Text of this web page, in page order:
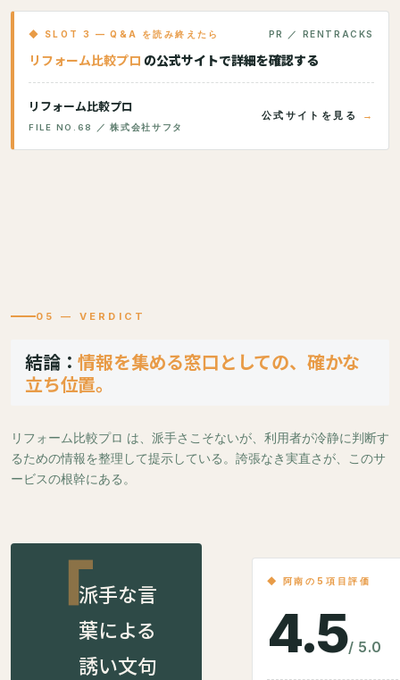
◆ SLOT 3 — Q&A を読み終えたら PR ／ RENTRACKS
リフォーム比較プロ の公式サイトで詳細を確認する
リフォーム比較プロ
FILE NO.68 ／ 株式会社サフタ
公式サイトを見る
05 — VERDICT
結論：情報を集める窓口としての、確かな
立ち位置。
リフォーム比較プロ は、派手さこそないが、利用者が冷静に判断す
るための情報を整理して提示している。誇張なき実直さが、このサ
ービスの根幹にある。
派手な言
葉による
誘い文句
◆ 阿南の5項目評価
4.5/ 5.0